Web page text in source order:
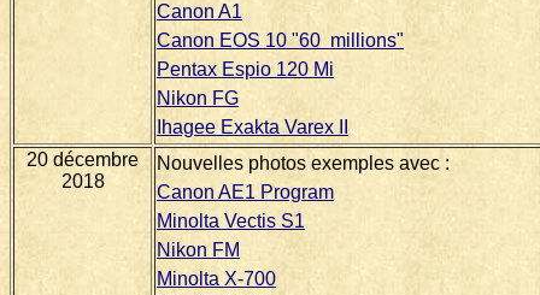
Canon A1
Canon EOS 10 "60 millions"
Pentax Espio 120 Mi
Nikon FG
Ihagee Exakta Varex II
20 décembre
2018
Nouvelles photos exemples avec :
Canon AE1 Program
Minolta Vectis S1
Nikon FM
Minolta X-700